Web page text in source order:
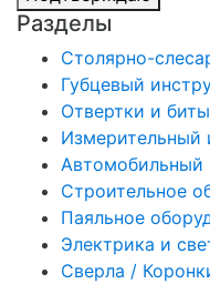
Разделы
Столярно-
Губцевый
Отвертки и биты
Измерительный
Автомобильный
Строительное
Паяльное
Электрика и
Сверла /